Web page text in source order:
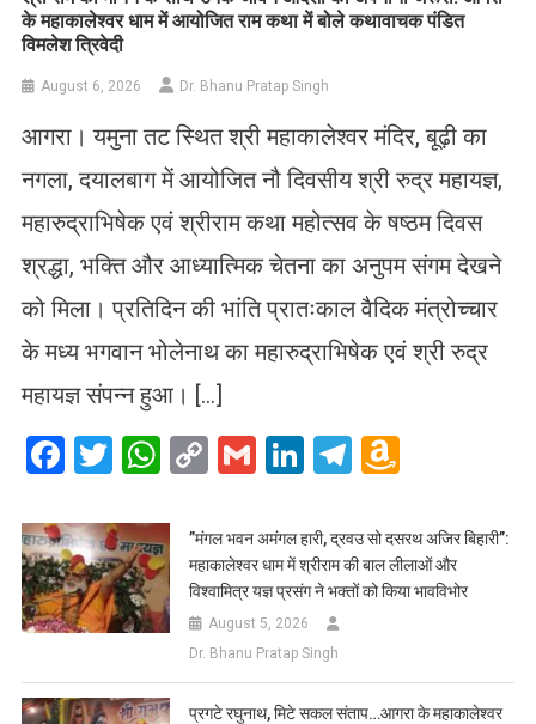
के महाकालेश्वर धाम में आयोजित राम कथा में बोले कथावाचक पंडित
विमलेश त्रिवेदी
August 6, 2026 Dr. Bhanu Pratap Singh
आगरा। यमुना तट स्थित श्री महाकालेश्वर मंदिर, बूढ़ी का
नगला, दयालबाग में आयोजित नौ दिवसीय श्री रुद्र महायज्ञ,
महारुद्राभिषेक एवं श्रीराम कथा महोत्सव के षष्ठम दिवस
श्रद्धा, भक्ति और आध्यात्मिक चेतना का अनुपम संगम देखने
को मिला। प्रतिदिन की भांति प्रातःकाल वैदिक मंत्रोच्चार
के मध्य भगवान भोलेनाथ का महारुद्राभिषेक एवं श्री रुद्र
महायज्ञ संपन्न हुआ। […]
Facebook
Twitter
WhatsApp
CopyGmailLinkedIn
Telegram
List
​”मंगल भवन अमंगल हारी, द्रवउ सो दसरथ अजिर बिहारी”:
महाकालेश्वर धाम में श्रीराम की बाल लीलाओं और
विश्वामित्र यज्ञ प्रसंग ने भक्तों को किया भावविभोर
August 5, 2026
Dr. Bhanu Pratap Singh
प्रगटे रघुनाथ, मिटे सकल संताप…आगरा के महाकालेश्वर